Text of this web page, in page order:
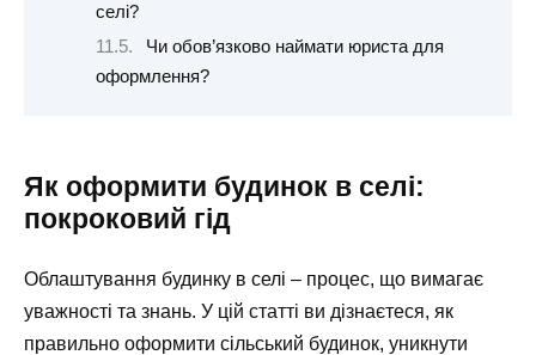
селі?
Чи обов’язково наймати юриста для
оформлення?
Як оформити будинок в селі:
покроковий гід
Облаштування будинку в селі – процес, що вимагає
уважності та знань. У цій статті ви дізнаєтеся, як
правильно оформити сільський будинок, уникнути